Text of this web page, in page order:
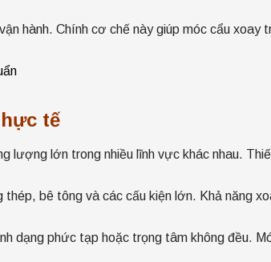
hành. Chính cơ chế này giúp móc cẩu
tế
lượng lớn trong nhiều lĩnh vực khác nhau.
bê tông và các cấu kiện lớn. Khả năng
dạng phức tạp hoặc trọng tâm không đều.